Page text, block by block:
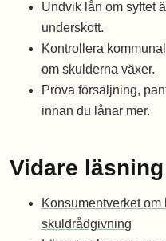
Undvik lån om syftet
underskott.
Kontrollera
om skulderna växer.
Pröva försäljning,
innan du lånar mer.
Vidare läsning
Konsumentverket
skuldrådgivning